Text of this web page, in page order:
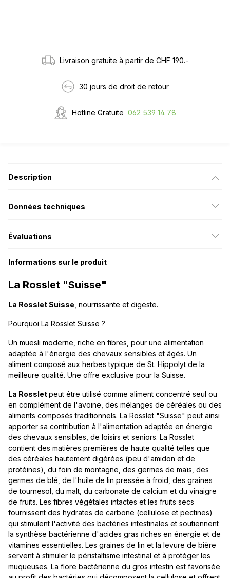
Livraison gratuite à partir de CHF 190.-
30 jours de droit de retour
Hotline Gratuite 062 539 14 78
Description
Données techniques
Évaluations
Informations sur le produit
La Rosslet "Suisse"
La Rosslet Suisse , nourrissante et digeste.
Pourquoi La Rosslet Suisse ?
Un muesli moderne, riche en fibres, pour une alimentation
adaptée à l'énergie des chevaux sensibles et âgés. Un
aliment composé aux herbes typique de St. Hippolyt de la
meilleure qualité. Une offre exclusive pour la Suisse.
La Rossletpeut être utilisé comme aliment concentré seul ou
en complément de l'avoine, des mélanges de céréales ou des
aliments composés traditionnels. La Rosslet "Suisse" peut ainsi
apporter sa contribution à l'alimentation adaptée en énergie
des chevaux sensibles, de loisirs et seniors. La Rosslet
contient des matières premières de haute qualité telles que
des céréales hautement digérées (peu d'amidon et de
protéines), du foin de montagne, des germes de maïs, des
germes de blé, de l'huile de lin pressée à froid, des graines
de tournesol, du malt, du carbonate de calcium et du vinaigre
de fruits. Les fibres végétales intactes et les fruits secs
fournissent des hydrates de carbone (cellulose et pectines)
qui stimulent l'activité des bactéries intestinales et soutiennent
la synthèse bactérienne d'acides gras riches en énergie et de
vitamines essentielles. Les graines de lin et la levure de bière
servent à stimuler le péristaltisme intestinal et à protéger les
muqueuses. La flore bactérienne du gros intestin est favorisée